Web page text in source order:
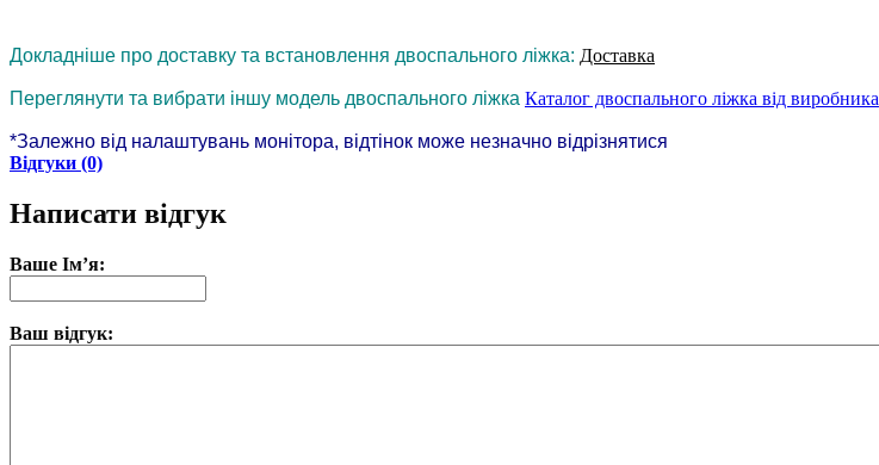
Докладніше про доставку та встановлення двоспального ліжка: Доставка
Переглянути та вибрати іншу модель двоспального ліжка Каталог двоспального ліжка від виробника
*Залежно від налаштувань монітора, відтінок може незначно відрізнятися
Відгуки (0)
Написати відгук
Ваше Ім’я:
Ваш відгук: